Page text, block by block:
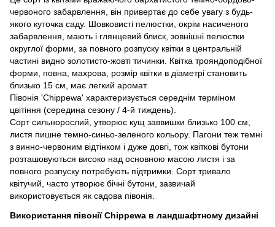
червоного забарвлення, він привертає до себе увагу з будь-
якого куточка саду. Шовковисті пелюстки, окрім насиченого
забарвлення, мають і глянцевий блиск, зовнішні пелюстки
округлої форми, за повного розпуску квітки в центральній
частині видно золотисто-жовті тичинки. Квітка трояндоподібної
форми, повна, махрова, розмір квітки в діаметрі становить
близько 15 см, має легкий аромат.
Півонія 'Chippewa' характеризується середнім терміном
цвітіння (середина сезону / 4-й тиждень).
Сорт сильнорослий, утворює кущ заввишки близько 100 см,
листя пишне темно-синьо-зеленого кольору. Пагони теж темні
з винно-червоним відтінком і дуже довгі, тож квіткові бутони
розташовуються високо над основною масою листя і за
повного розпуску потребують підтримки. Сорт тривало
квітучий, часто утворює бічні бутони, зазвичай
використовується як садова півонія.
Використання півонії Chippewa в ландшафтному дизайні